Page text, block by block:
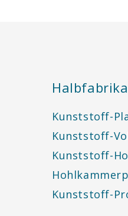
Kunststoff-
Kunststoff-
Kunststoff-
Kunststoff-